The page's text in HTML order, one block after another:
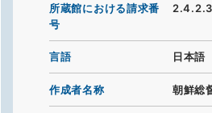
所蔵館における請求番
号
言語 日本語
作成者名称 朝鮮総